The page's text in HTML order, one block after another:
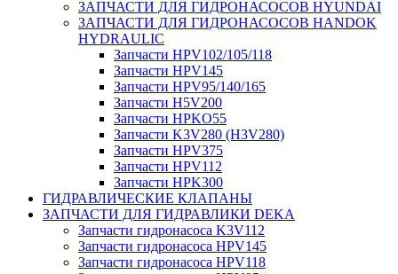
ЗАПЧАСТИ ДЛЯ ГИДРОНАСОСОВ HYUNDAI
ЗАПЧАСТИ ДЛЯ ГИДРОНАСОСОВ HANDOK
HYDRAULIC
Запчасти HPV102/105/118
Запчасти HPV145
Запчасти HPV95/140/165
Запчасти H5V200
Запчасти HPKO55
Запчасти K3V280 (H3V280)
Запчасти HPV375
Запчасти HPV112
Запчасти HPK300
ГИДРАВЛИЧЕСКИЕ КЛАПАНЫ
ЗАПЧАСТИ ДЛЯ ГИДРАВЛИКИ DEKA
Запчасти гидронасоса K3V112
Запчасти гидронасоса HPV145
Запчасти гидронасоса HPV118